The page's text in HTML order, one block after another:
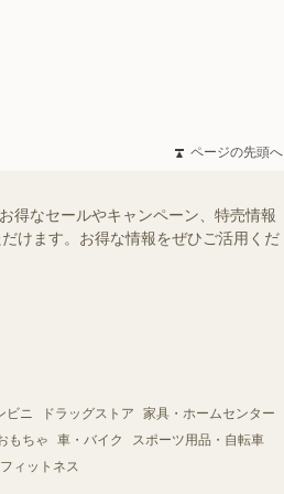
ページの先頭へ
得なセールやキャンペーン、特売情報
けます。お得な情報をぜひご活用くだ
ビニ ドラッグストア
家具・ホームセンター
もちゃ
車・バイク
スポーツ用品・自転車
ィットネス